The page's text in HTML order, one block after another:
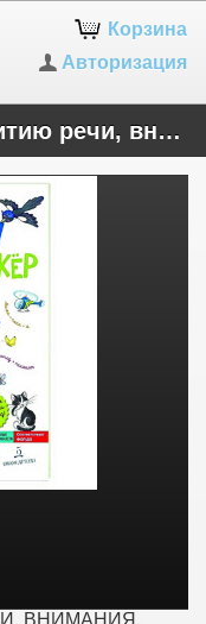
Корзина
Авторизация
Мультитренажер по развитию речи, внимания, памяти, мышления, восприятия. В четырех частях. Часть 4
ВНИМАНИЯ,